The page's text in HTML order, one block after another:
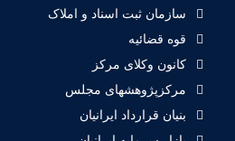
سازمان ثبت اسناد و املاک
قوه قضائیه
کانون وکلای مرکز
مرکزپژوهشهای مجلس
بنیان قرارداد ایرانیان